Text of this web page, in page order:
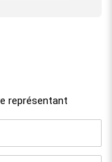
représentant